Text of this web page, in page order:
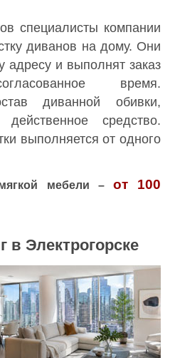
специалисты компании
диванов на дому. Они
адресу и выполнят заказ
время.
диванной обивки,
средство.
выполняется от одного
мебели – от 100
в Электрогорске